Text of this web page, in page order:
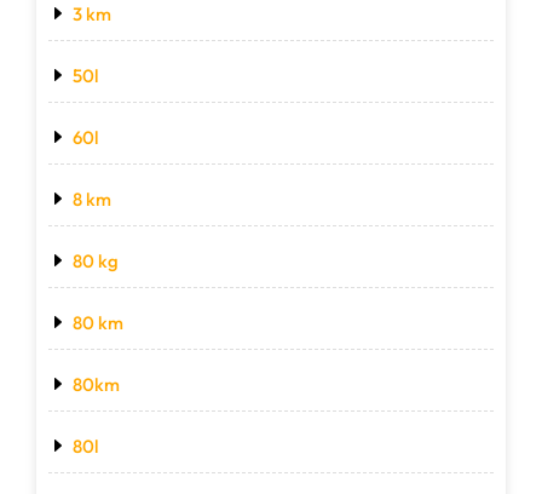
3 km
50l
60l
8 km
80 kg
80 km
80km
80l